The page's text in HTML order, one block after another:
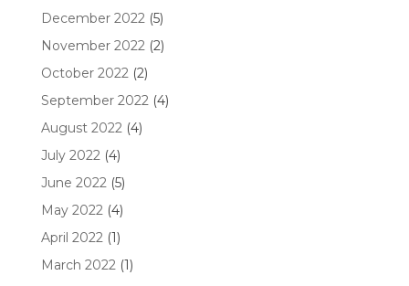
December 2022(5)
November 2022(2)
October 2022(2)
September 2022(4)
August 2022(4)
July 2022(4)
June 2022(5)
May 2022(4)
April 2022(1)
March 2022(1)